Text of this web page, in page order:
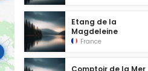
Etang de la
Magdeleine
France
Comptoir de la Mer